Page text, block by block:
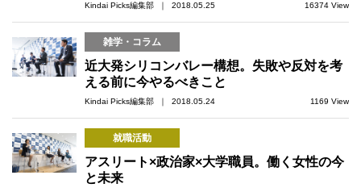
Kindai Picks編集部 ｜ 2018.05.25 16374 View
雑学・コラム
近大発シリコンバレー構想。失敗や反対を考
える前に今やるべきこと
Kindai Picks編集部 ｜ 2018.05.24 1169 View
就職活動
アスリート×政治家×大学職員。働く女性の今
と未来